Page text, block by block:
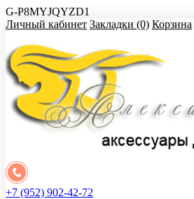
G-P8MYJQYZD1
Личный кабинет Закладки (0) Корзина
+7 (952) 902-42-72